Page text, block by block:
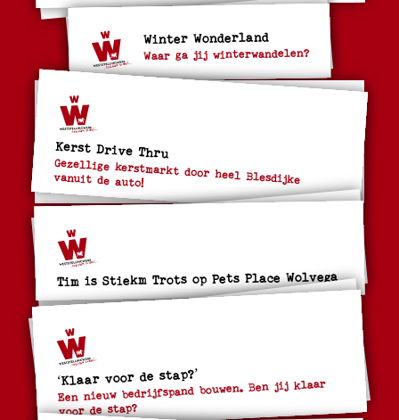
Winter Wonderland
Waar ga jij winterwandelen?
Kerst Drive Thru
Gezellige kerstmarkt door heel Blesdijke
vanuit de auto!
Tim is Stiekm Trots op Pets Place Wolvega
‘Klaar voor de stap?’
Een nieuw bedrijfspand bouwen. Ben jij klaar
voor de stap?